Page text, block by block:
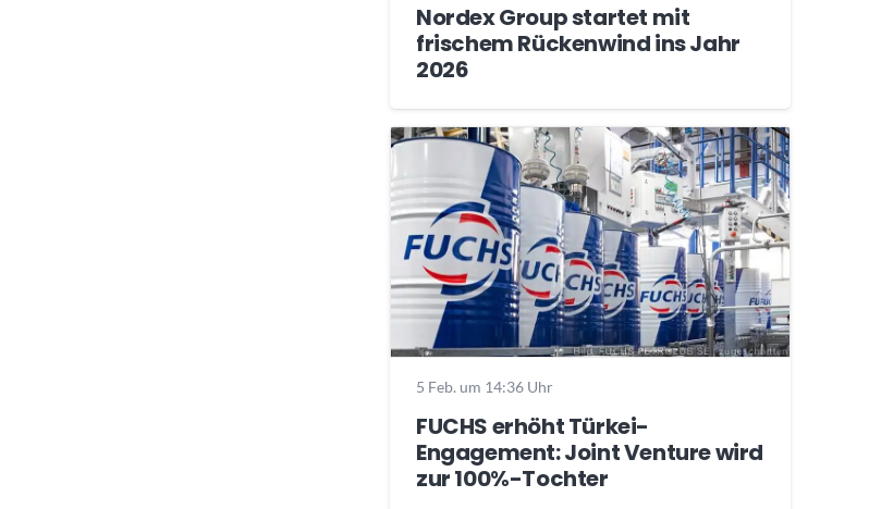
Nordex Group startet mit
frischem Rückenwind ins Jahr
2026
5 Feb. um 14:36 Uhr
FUCHS erhöht Türkei-
Engagement: Joint Venture wird
zur 100%-Tochter